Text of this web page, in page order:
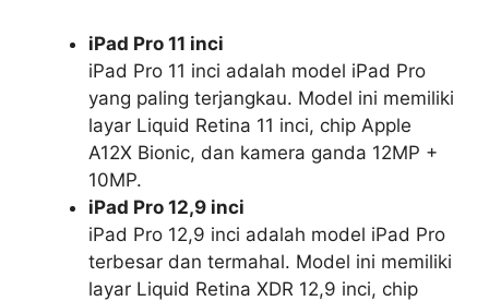
iPad Pro 11 inci
iPad Pro 11 inci adalah model iPad Pro
yang paling terjangkau. Model ini memiliki
layar Liquid Retina 11 inci, chip Apple
A12X Bionic, dan kamera ganda 12MP +
10MP.
iPad Pro 12,9 inci
iPad Pro 12,9 inci adalah model iPad Pro
terbesar dan termahal. Model ini memiliki
layar Liquid Retina XDR 12,9 inci, chip